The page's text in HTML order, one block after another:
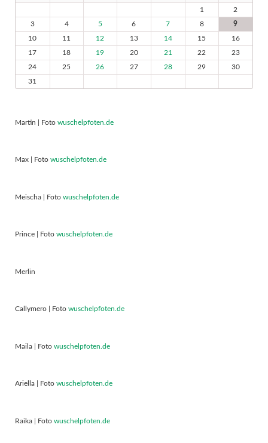
1
2
3
4 5 6 7 8
9
10
11 12 13 14 15
16
17
18 19 20 21 22
23
24
25 26 27 28 29
30
31
Martin | Foto wuschelpfoten.de
Max | Foto wuschelpfoten.de
Meischa | Foto wuschelpfoten.de
Prince | Foto wuschelpfoten.de
Merlin
Callymero | Foto wuschelpfoten.de
Maila | Foto wuschelpfoten.de
Ariella | Foto wuschelpfoten.de
Raika | Foto wuschelpfoten.de